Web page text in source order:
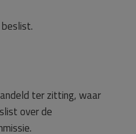
ter zitting, waar
over de